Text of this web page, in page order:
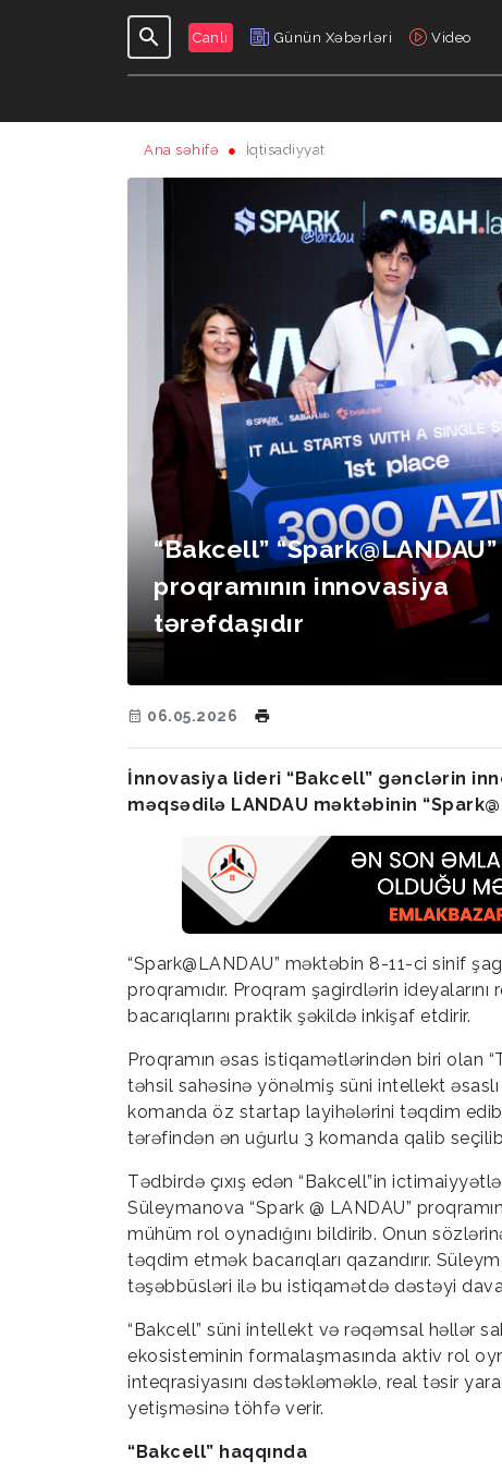
Canlı Günün Xəbərləri Video
GÜNDƏLIK
Ana səhifə İqtisadiyyat
“Bakcell” “Spark@LANDAU”
proqramının innovasiya
tərəfdaşıdır
06.05.2026
İnnovasiya lideri “Bakcell” gənclərin
məqsədilə LANDAU məktəbinin
“Spark@LANDAU” məktəbin 8-11-ci sinif
proqramıdır. Proqram şagirdlərin
bacarıqlarını praktik şəkildə inkişaf etdirir.
Proqramın əsas istiqamətlərindən biri olan
təhsil sahəsinə yönəlmiş süni intellekt
komanda öz startap layihələrini təqdim
tərəfindən ən uğurlu 3 komanda qalib
Tədbirdə çıxış edən “Bakcell”in
Süleymanova “Spark @ LANDAU”
mühüm rol oynadığını bildirib. Onun
təqdim etmək bacarıqları qazandırır.
təşəbbüsləri ilə bu istiqamətdə dəstəyi
“Bakcell” süni intellekt və rəqəmsal həllər
ekosisteminin formalaşmasında aktiv rol
inteqrasiyasını dəstəkləməklə, real təsir
yetişməsinə töhfə verir.
“Bakcell” haqqında